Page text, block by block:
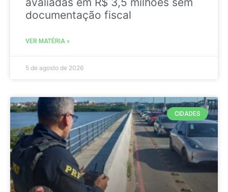
documentação fiscal
VER MATÉRIA »
5 de agosto de 2026
CIDADES